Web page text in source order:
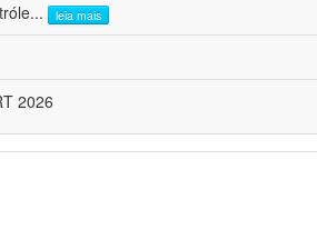
... leia mais
2026